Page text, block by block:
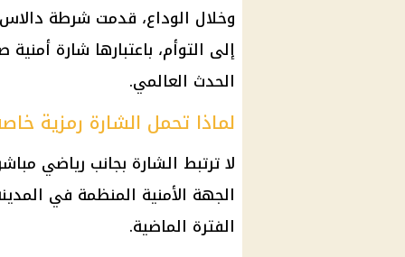
وخلال الوداع، قدمت شرطة
إلى التوأم، باعتبارها شارة
الحدث العالمي.
لماذا تحمل الشارة رمزية
لا ترتبط الشارة بجانب رياضي
الجهة الأمنية المنظمة في
الفترة الماضية.